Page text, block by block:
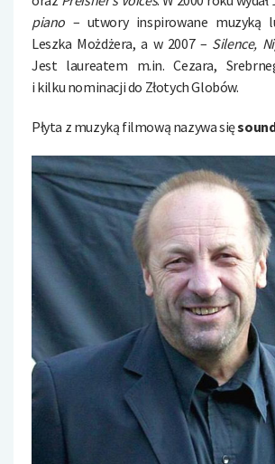
piano – utwory inspirowane muzyką
Leszka Możdżera, a w 2007 – Silence,
Jest laureatem m.in. Cezara,
i kilku nominacji do Złotych Globów.
Płyta z muzyką filmową nazywa się